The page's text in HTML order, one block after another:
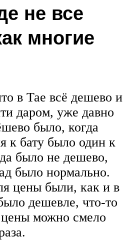
не все
многие
в Тае всё дешево и
даром, уже давно
было, когда
к бату было один к
было не дешево,
было нормально.
цены были, как и в
дешевле, что-то
можно смело